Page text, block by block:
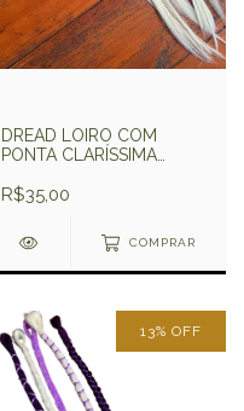
DREAD LOIRO COM
PONTA CLARÍSSIMA
R$35,00
COMPRAR
13% OFF